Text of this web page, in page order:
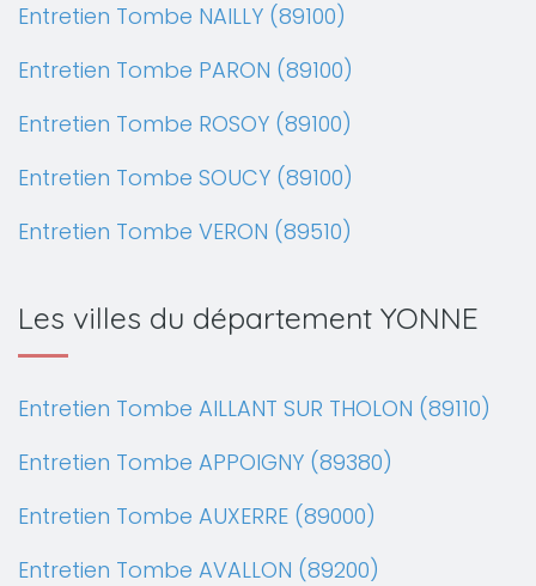
Entretien Tombe NAILLY (89100)
Entretien Tombe PARON (89100)
Entretien Tombe ROSOY (89100)
Entretien Tombe SOUCY (89100)
Entretien Tombe VERON (89510)
Les villes du département YONNE
Entretien Tombe AILLANT SUR THOLON (89110)
Entretien Tombe APPOIGNY (89380)
Entretien Tombe AUXERRE (89000)
Entretien Tombe AVALLON (89200)